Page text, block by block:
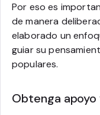
Por eso es
de manera
elaborado un
guiar su
populares.
Obtenga